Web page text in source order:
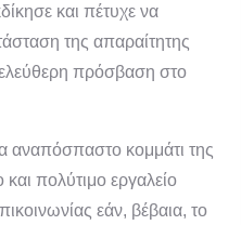
και πέτυχε να
της απαραίτητης
πρόσβαση στο
αναπόσπαστο κομμάτι της
πολύτιμο εργαλείο
εάν, βέβαια, το